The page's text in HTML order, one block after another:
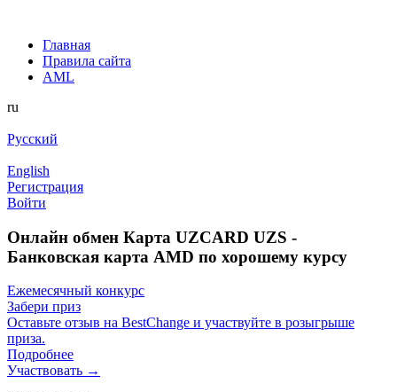
Главная
Правила сайта
AML
ru
Русский
English
Регистрация
Войти
Онлайн обмен Карта UZCARD UZS -
Банковская карта AMD по хорошему курсу
Ежемесячный конкурс
Забери приз
Оставьте отзыв на BestChange и участвуйте в розыгрыше
приза.
Подробнее
Участвовать →